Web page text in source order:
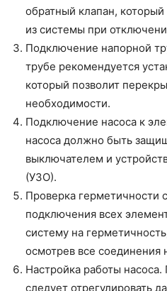
обратный клапан,
из системы при
Подключение напорной
трубе рекомендуется
который позволит
необходимости.
Подключение насоса к
насоса должно быть
выключателем и
(УЗО).
Проверка герметичности
подключения всех
систему на
осмотрев все соединения
Настройка работы
следует отрегулировать